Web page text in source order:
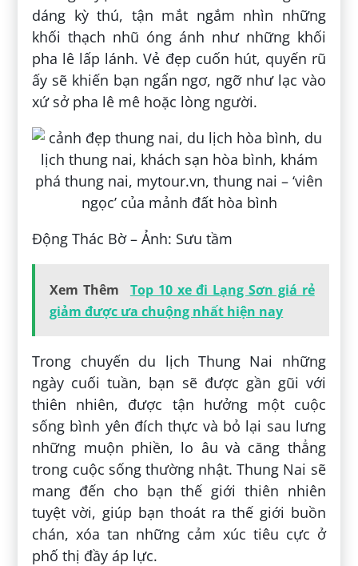
dáng kỳ thú, tận mắt ngắm nhìn những
khối thạch nhũ óng ánh như những khối
pha lê lấp lánh. Vẻ đẹp cuốn hút, quyến rũ
ấy sẽ khiến bạn ngẩn ngơ, ngỡ như lạc vào
xứ sở pha lê mê hoặc lòng người.
Động Thác Bờ – Ảnh: Sưu tầm
Xem Thêm
Top 10 xe đi Lạng Sơn giá rẻ
giảm được ưa chuộng nhất hiện nay
Trong chuyến du lịch Thung Nai những
ngày cuối tuần, bạn sẽ được gần gũi với
thiên nhiên, được tận hưởng một cuộc
sống bình yên đích thực và bỏ lại sau lưng
những muộn phiền, lo âu và căng thẳng
trong cuộc sống thường nhật. Thung Nai sẽ
mang đến cho bạn thế giới thiên nhiên
tuyệt vời, giúp bạn thoát ra thế giới buồn
chán, xóa tan những cảm xúc tiêu cực ở
phố thị đầy áp lực.